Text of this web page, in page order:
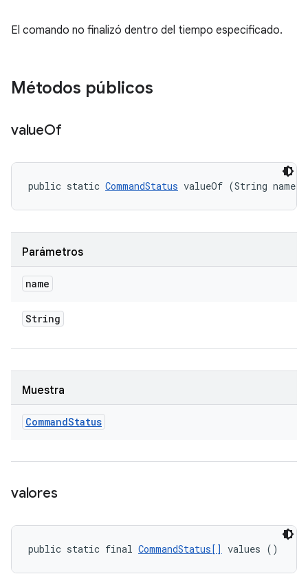
El comando no finalizó dentro del tiempo especificado.
Métodos públicos
valueOf
public static CommandStatus valueOf (String name)
Parámetros
name
String
Muestra
CommandStatus
valores
public static final CommandStatus[] values ()